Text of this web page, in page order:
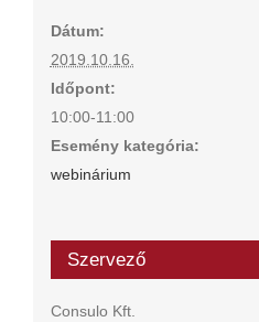
Dátum:
2019.10.16.
Időpont:
10:00-11:00
Esemény kategória:
webinárium
Szervező
Consulo Kft.